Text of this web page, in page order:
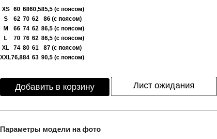
XS 60 6860,585,5 (с поясом)
S
62 70 62
86 (с поясом)
M
66 74 62 86,5 (с поясом)
L
70 76 62 86,5 (с поясом)
XL
74 80 61
87 (с поясом)
XXL76,884 63 90,5 (с поясом)
Добавить в корзину Лист ожидания
Параметры модели на фото